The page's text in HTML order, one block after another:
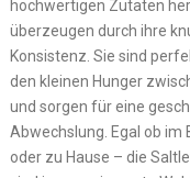
hochwertigen Zutaten
überzeugen durch ihre
Konsistenz. Sie sind
den kleinen Hunger
und sorgen für eine
Abwechslung. Egal ob im
oder zu Hause – die